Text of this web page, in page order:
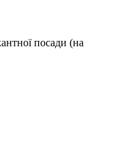
посади (на